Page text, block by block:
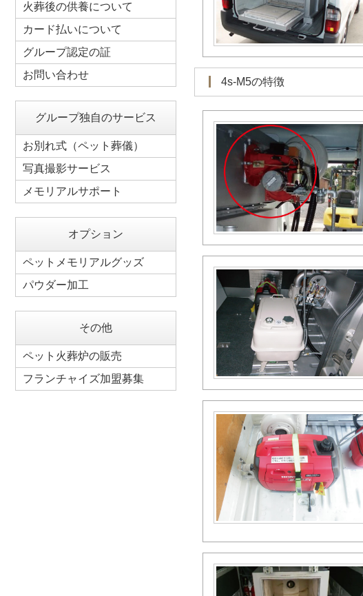
4s-M5の特徴
火葬後の供養について
カード払いについて
グループ認定の証
お問い合わせ
グループ独自のサービス
お別れ式（ペット葬儀）
写真撮影サービス
メモリアルサポート
オプション
ペットメモリアルグッズ
パウダー加工
その他
ペット火葬炉の販売
フランチャイズ加盟募集